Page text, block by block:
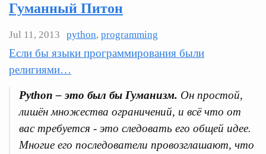
Гуманный Питон
Jul 11, 2013 python, programming
Если бы языки программирования были
религиями…
Python – это был бы Гуманизм. Он простой,
лишён множества ограничений, и всё что от
вас требуется - это следовать его общей идее.
Многие его последователи провозглашают, что